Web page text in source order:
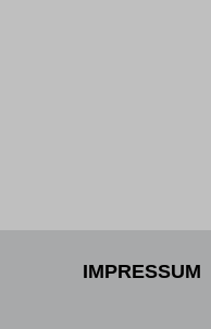
IMPRESSUM